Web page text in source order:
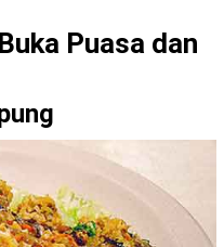
Puasa dan